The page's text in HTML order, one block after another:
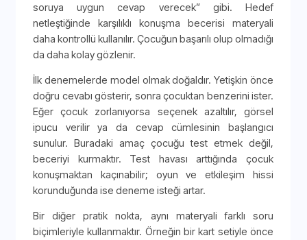
soruya uygun cevap verecek” gibi. Hedef
netleştiğinde karşılıklı konuşma becerisi materyali
daha kontrollü kullanılır. Çocuğun başarılı olup olmadığı
da daha kolay gözlenir.
İlk denemelerde model olmak doğaldır. Yetişkin önce
doğru cevabı gösterir, sonra çocuktan benzerini ister.
Eğer çocuk zorlanıyorsa seçenek azaltılır, görsel
ipucu verilir ya da cevap cümlesinin başlangıcı
sunulur. Buradaki amaç çocuğu test etmek değil,
beceriyi kurmaktır. Test havası arttığında çocuk
konuşmaktan kaçınabilir; oyun ve etkileşim hissi
korunduğunda ise deneme isteği artar.
Bir diğer pratik nokta, aynı materyali farklı soru
biçimleriyle kullanmaktır. Örneğin bir kart setiyle önce